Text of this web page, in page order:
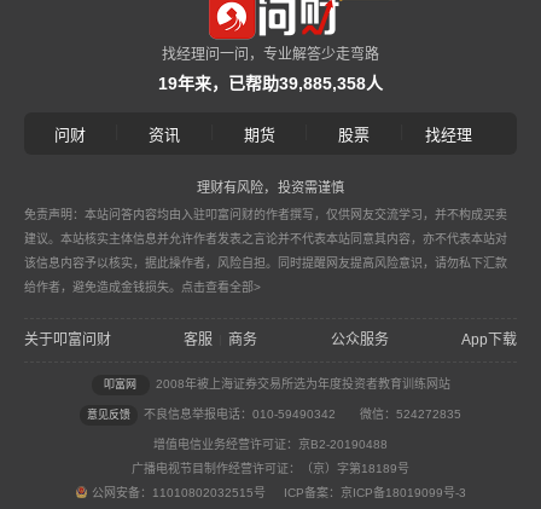
找经理问一问，专业解答少走弯路
19年来，已帮助39,885,358人
问财 资讯 期货 股票 找经理
理财有风险，投资需谨慎
免责声明：本站问答内容均由入驻叩富问财的作者撰写，仅供网友交流学习，并不构成买卖
建议。本站核实主体信息并允许作者发表之言论并不代表本站同意其内容，亦不代表本站对
该信息内容予以核实，据此操作者，风险自担。同时提醒网友提高风险意识，请勿私下汇款
给作者，避免造成金钱损失。 点击查看全部>
关于叩富问财 客服 商务 公众服务 App下载
叩富网 2008年被上海证券交易所选为年度投资者教育训练网站
意见反馈 不良信息举报电话：010-59490342 微信：524272835
增值电信业务经营许可证：京B2-20190488
广播电视节目制作经营许可证：（京）字第18189号
公网安备：11010802032515号 ICP备案：京ICP备18019099号-3